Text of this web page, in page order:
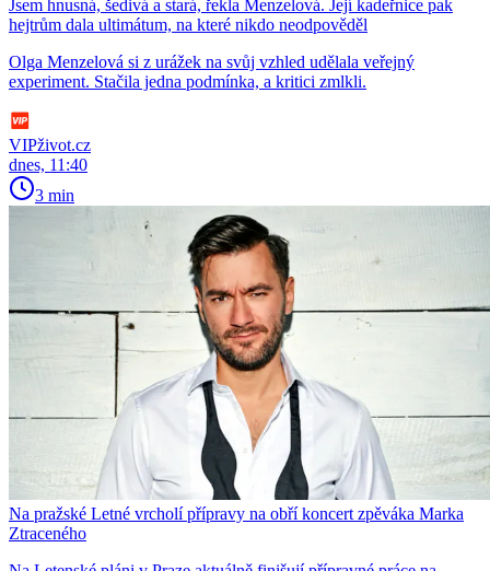
Jsem hnusná, šedivá a stará, řekla Menzelová. Její kadeřnice pak
hejtrům dala ultimátum, na které nikdo neodpověděl
Olga Menzelová si z urážek na svůj vzhled udělala veřejný
experiment. Stačila jedna podmínka, a kritici zmlkli.
VIPživot.cz
dnes, 11:40
3 min
Na pražské Letné vrcholí přípravy na obří koncert zpěváka Marka
Ztraceného